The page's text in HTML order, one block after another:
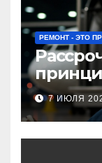
РЕМОНТ - ЭТО
7 ИЮЛЯ